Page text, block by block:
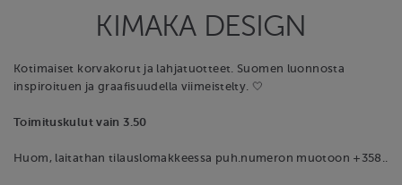
KIMAKA DESIGN
Kotimaiset korvakorut ja lahjatuotteet. Suomen luonnosta
inspiroituen ja graafisuudella viimeistelty. 🤍
Toimituskulut vain 3.50
Huom, laitathan tilauslomakkeessa puh.numeron muotoon +358..